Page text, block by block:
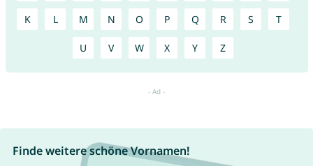
K L M N O P Q R S T
U V W X Y Z
Finde weitere schöne Vornamen!